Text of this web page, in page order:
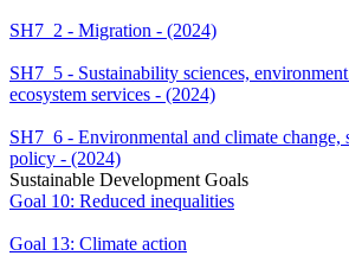
SH7_2 - Migration - (2024)
SH7_5 - Sustainability sciences,
ecosystem services - (2024)
SH7_6 - Environmental and climate change,
policy - (2024)
Sustainable Development Goals
Goal 10: Reduced inequalities
Goal 13: Climate action